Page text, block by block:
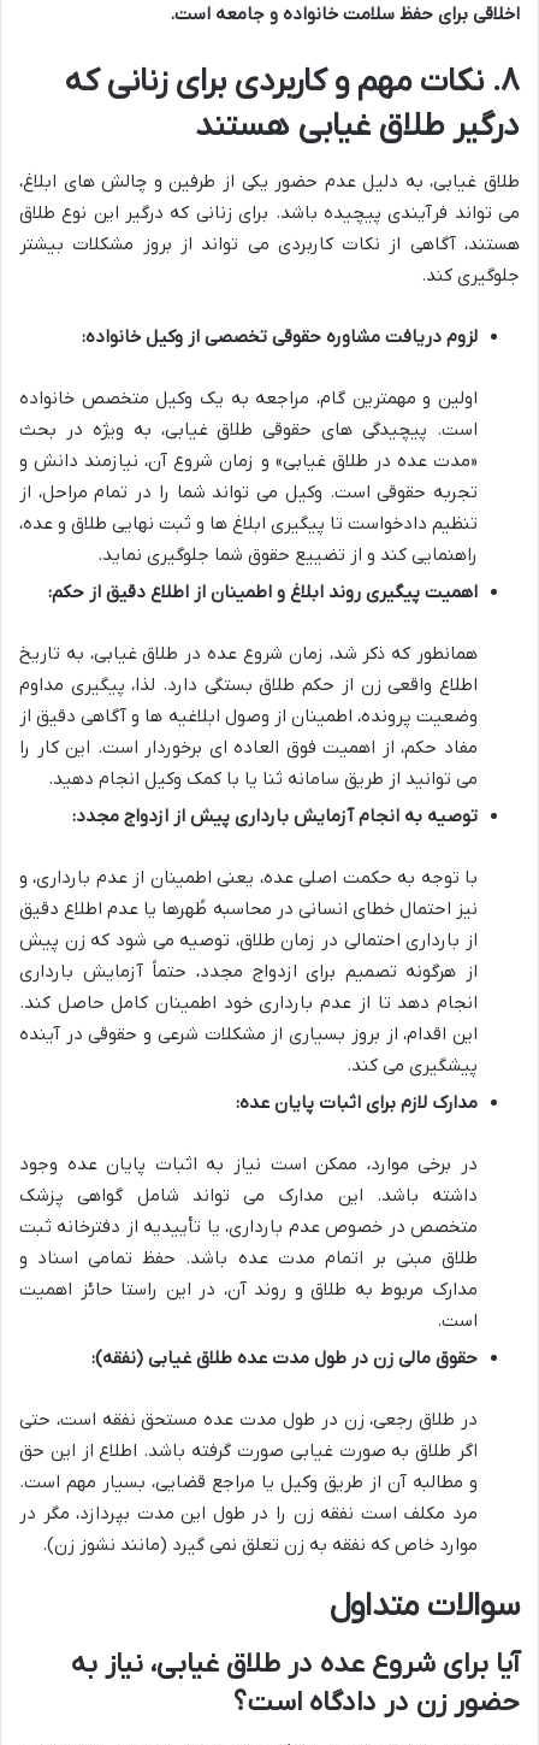
اخلاقی برای حفظ سلامت خانواده و جامعه است.
۸. نکات مهم و کاربردی برای زنانی که
درگیر طلاق غیابی هستند
طلاق غیابی، به دلیل عدم حضور یکی از طرفین و چالش های ابلاغ،
می تواند فرآیندی پیچیده باشد. برای زنانی که درگیر این نوع طلاق
هستند، آگاهی از نکات کاربردی می تواند از بروز مشکلات بیشتر
جلوگیری کند.
لزوم دریافت مشاوره حقوقی تخصصی از وکیل خانواده:
اولین و مهمترین گام، مراجعه به یک وکیل متخصص خانواده
است. پیچیدگی های حقوقی طلاق غیابی، به ویژه در بحث
«مدت عده در طلاق غیابی» و زمان شروع آن، نیازمند دانش و
تجربه حقوقی است. وکیل می تواند شما را در تمام مراحل، از
تنظیم دادخواست تا پیگیری ابلاغ ها و ثبت نهایی طلاق و عده،
راهنمایی کند و از تضییع حقوق شما جلوگیری نماید.
اهمیت پیگیری روند ابلاغ و اطمینان از اطلاع دقیق از حکم:
همانطور که ذکر شد، زمان شروع عده در طلاق غیابی، به تاریخ
اطلاع واقعی زن از حکم طلاق بستگی دارد. لذا، پیگیری مداوم
وضعیت پرونده، اطمینان از وصول ابلاغیه ها و آگاهی دقیق از
مفاد حکم، از اهمیت فوق العاده ای برخوردار است. این کار را
می توانید از طریق سامانه ثنا یا با کمک وکیل انجام دهید.
توصیه به انجام آزمایش بارداری پیش از ازدواج مجدد:
با توجه به حکمت اصلی عده، یعنی اطمینان از عدم بارداری، و
نیز احتمال خطای انسانی در محاسبه طُهرها یا عدم اطلاع دقیق
از بارداری احتمالی در زمان طلاق، توصیه می شود که زن پیش
از هرگونه تصمیم برای ازدواج مجدد، حتماً آزمایش بارداری
انجام دهد تا از عدم بارداری خود اطمینان کامل حاصل کند.
این اقدام، از بروز بسیاری از مشکلات شرعی و حقوقی در آینده
پیشگیری می کند.
مدارک لازم برای اثبات پایان عده:
در برخی موارد، ممکن است نیاز به اثبات پایان عده وجود
داشته باشد. این مدارک می تواند شامل گواهی پزشک
متخصص در خصوص عدم بارداری، یا تأییدیه از دفترخانه ثبت
طلاق مبنی بر اتمام مدت عده باشد. حفظ تمامی اسناد و
مدارک مربوط به طلاق و روند آن، در این راستا حائز اهمیت
است.
حقوق مالی زن در طول مدت عده طلاق غیابی (نفقه):
در طلاق رجعی، زن در طول مدت عده مستحق نفقه است، حتی
اگر طلاق به صورت غیابی صورت گرفته باشد. اطلاع از این حق
و مطالبه آن از طریق وکیل یا مراجع قضایی، بسیار مهم است.
مرد مکلف است نفقه زن را در طول این مدت بپردازد، مگر در
موارد خاص که نفقه به زن تعلق نمی گیرد (مانند نشوز زن).
سوالات متداول
آیا برای شروع عده در طلاق غیابی، نیاز به
حضور زن در دادگاه است؟